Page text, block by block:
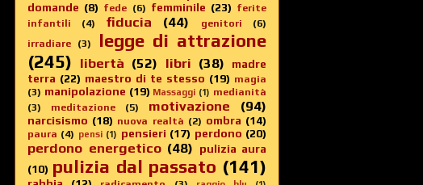
domande (8) fede (6) femminile (23) ferite
infantili
(4) fiducia (44) genitori
(6)
irradiare (3)
legge di attrazione
(245) libertà (52) libri (38)
madre
terra (22) maestro di te stesso (19) magia
(3) manipolazione (19) Massaggi (1) medianità
(3)
meditazione (5) motivazione (94)
narcisismo (18) nuova realtà (2) ombra (14)
paura (4) pensi (1) pensieri (17) perdono (20)
perdono energetico (48)
pulizia aura
(10) pulizia dal passato (141)